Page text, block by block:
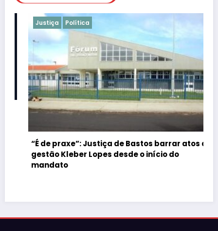
Justiça Política
“É de praxe”: Justiça de Bastos barrar atos da
gestão Kleber Lopes desde o início do
mandato